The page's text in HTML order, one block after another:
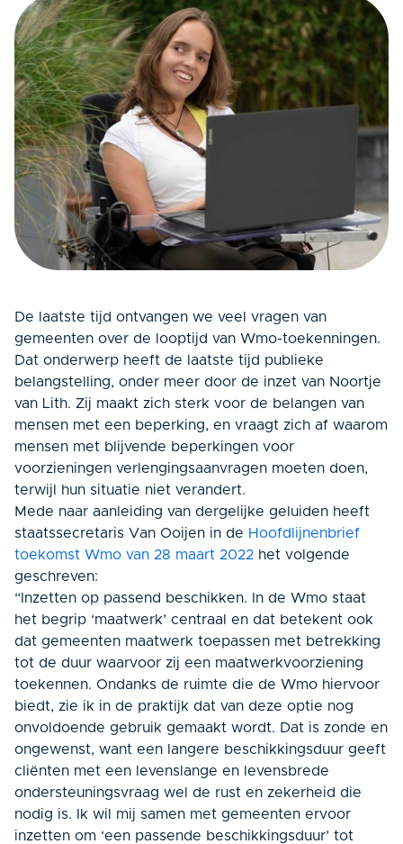
De laatste tijd ontvangen we veel vragen van
gemeenten over de looptijd van Wmo-toekenningen.
Dat onderwerp heeft de laatste tijd publieke
belangstelling, onder meer door de inzet van Noortje
van Lith. Zij maakt zich sterk voor de belangen van
mensen met een beperking, en vraagt zich af waarom
mensen met blijvende beperkingen voor
voorzieningen verlengingsaanvragen moeten doen,
terwijl hun situatie niet verandert.
Mede naar aanleiding van dergelijke geluiden heeft
staatssecretaris Van Ooijen in de Hoofdlijnenbrief
toekomst Wmo van 28 maart 2022 het volgende
geschreven:
“Inzetten op passend beschikken. In de Wmo staat
het begrip ‘maatwerk’ centraal en dat betekent ook
dat gemeenten maatwerk toepassen met betrekking
tot de duur waarvoor zij een maatwerkvoorziening
toekennen. Ondanks de ruimte die de Wmo hiervoor
biedt, zie ik in de praktijk dat van deze optie nog
onvoldoende gebruik gemaakt wordt. Dat is zonde en
ongewenst, want een langere beschikkingsduur geeft
cliënten met een levenslange en levensbrede
ondersteuningsvraag wel de rust en zekerheid die
nodig is. Ik wil mij samen met gemeenten ervoor
inzetten om ‘een passende beschikkingsduur’ tot